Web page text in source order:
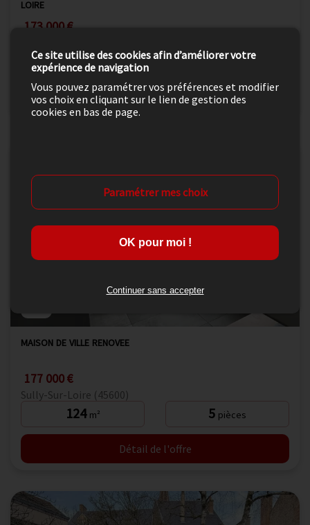
LOIRE
173 000 €
102m² 4pièces
Détail de l'offre
MAISON DE VILLE RENOVEE
177 000 €
Sully-Sur-Loire (45600)
124 m² 5 pièces
Détail de l'offre
Ce site utilise des cookies afin d’améliorer votre
expérience de navigation
Vous pouvez paramétrer vos préférences et modifier
vos choix en cliquant sur le lien de gestion des
cookies en bas de page.
Paramétrer mes choix
OK pour moi !
Continuer sans accepter